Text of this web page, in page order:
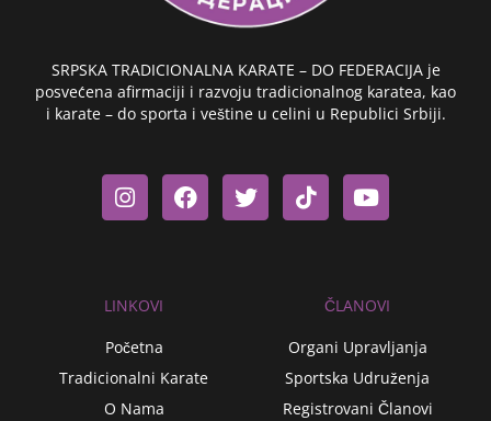
SRPSKA TRADICIONALNA KARATE – DO FEDERACIJA je
posvećena afirmaciji i razvoju tradicionalnog karatea, kao
i karate – do sporta i veštine u celini u Republici Srbiji.
n
s
t
r
a
m
a
c
e
w
i
t
i
k
t
o
u
t
e
LINKOVI
Početna
Tradicionalni Karate
O Nama
ČLANOVI
Organi Upravljanja
Sportska Udruženja
Registrovani Članovi